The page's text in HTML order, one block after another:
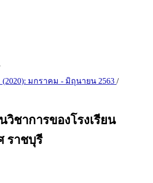
มกราคม - มิถุนายน 2563 /
วิชาการของโรงเรียน
ราชบุรี